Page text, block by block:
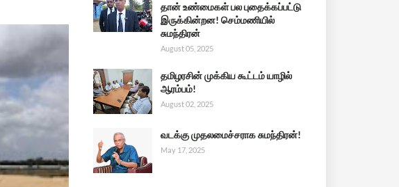
தான் உண்மைகள் பல புதைக்கப்பட்டு
இருக்கின்றன! செம்மணியில்
சுமந்திரன்
August 05, 2025
தமிழரசின் முக்கிய கூட்டம் யாழில்
ஆரம்பம்!
August 02, 2025
வடக்கு முதலமைச்சராக சுமந்திரன்!
May 17, 2025